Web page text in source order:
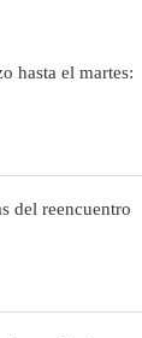
hasta el martes:
del reencuentro